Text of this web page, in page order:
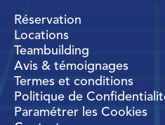
Réservation
Locations
Teambuilding
Avis & témoignages
Termes et conditions
Politique de
Paramétrer les Cookies